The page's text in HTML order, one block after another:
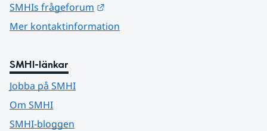
SMHIs frågeforum
Mer kontaktinformation
SMHI-länkar
Jobba på SMHI
Om SMHI
SMHI-bloggen